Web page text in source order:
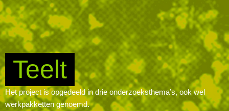
Teelt
Het project is opgedeeld in drie onderzoeksthema’s, ook wel
werkpakketten genoemd.